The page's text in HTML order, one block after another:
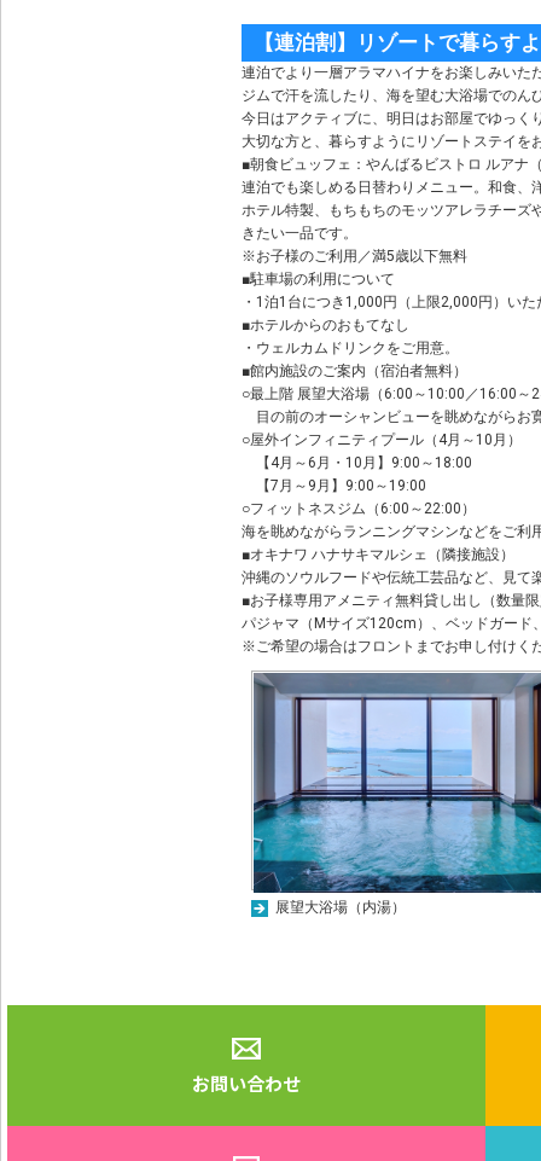
【連泊割】リゾートで暮らす
連泊でより一層アラマハイナをお楽しみいた
ジムで汗を流したり、海を望む大浴場での
今日はアクティブに、明日はお部屋でゆっく
大切な方と、暮らすようにリゾートステイを
■朝食ビュッフェ：やんばるビストロ ルアナ
連泊でも楽しめる日替わりメニュー。和食、
ホテル特製、もちもちのモッツアレラチーズ
きたい一品です。
※お子様のご利用／満5歳以下無料
■駐車場の利用について
・1泊1台につき1,000円（上限2,000円）い
■ホテルからのおもてなし
・ウェルカムドリンクをご用意。
■館内施設のご案内（宿泊者無料）
○最上階 展望大浴場（6:00～10:00／16:00～
目の前のオーシャンビューを眺めながらお
○屋外インフィニティプール（4月～10月）
【4月～6月・10月】9:00～18:00
【7月～9月】9:00～19:00
○フィットネスジム（6:00～22:00）
海を眺めながらランニングマシンなどをご利
■オキナワ ハナサキマルシェ（隣接施設）
沖縄のソウルフードや伝統工芸品など、見て
■お子様専用アメニティ無料貸し出し（数量
パジャマ（Mサイズ120cm）、ベッドガード
※ご希望の場合はフロントまでお申し付けく
展望大浴場（内湯）
お問い合わせ